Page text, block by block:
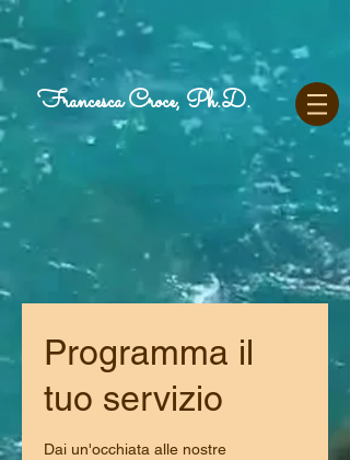
Francesca Croce, Ph.D.
Programma il
tuo servizio
Dai un'occhiata alle nostre